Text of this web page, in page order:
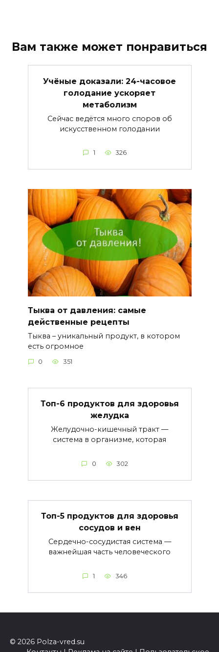
Вам также может понравиться
Учёные доказали: 24-часовое
голодание ускоряет
метаболизм
Сейчас ведётся много споров об
искусственном голодании
1 326
Тыква от давления: самые
действенные рецепты
Тыква – уникальный продукт, в котором
есть огромное
0 351
Топ-6 продуктов для здоровья
желудка
Желудочно-кишечный тракт —
система в организме, которая
0 302
Топ-5 продуктов для здоровья
сосудов и вен
Сердечно-сосудистая система —
важнейшая часть человеческого
1 346
© 2026 Polza-vred.su